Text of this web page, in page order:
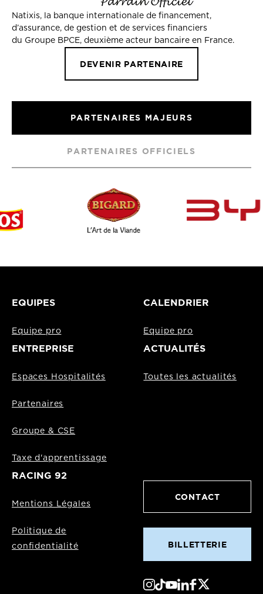
Natixis, la banque internationale de financement,
d’assurance, de gestion et de services financiers
du Groupe BPCE, deuxième acteur bancaire en France.
DEVENIR PARTENAIRE
PARTENAIRES MAJEURS
PARTENAIRES OFFICIELS
EQUIPES
Equipe pro
CALENDRIER
Equipe pro
ENTREPRISE
Espaces Hospitalités
Partenaires
Groupe & CSE
Taxe d'apprentissage
ACTUALITÉS
Toutes les actualités
RACING 92
Mentions Légales
Politique de
confidentialité
CONTACT
BILLETTERIE